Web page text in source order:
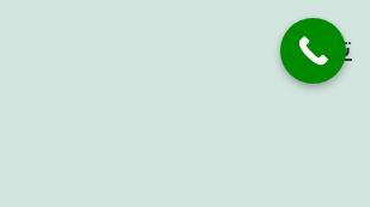
التخطي
إلىتاجر